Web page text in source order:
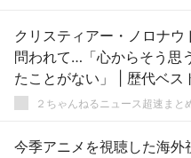
クリスティアー・ノロナ
問われて…「心からそう思
たことがない
２ちゃんねるニュース超速まと
今季アニメを視聴した海